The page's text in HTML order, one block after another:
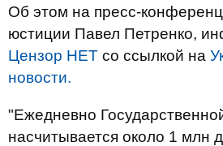
Об этом на пресс-
юстиции Павел Петренко,
Цензор НЕТ со ссылкой на
новости.
"Ежедневно
насчитывается около 1 млн